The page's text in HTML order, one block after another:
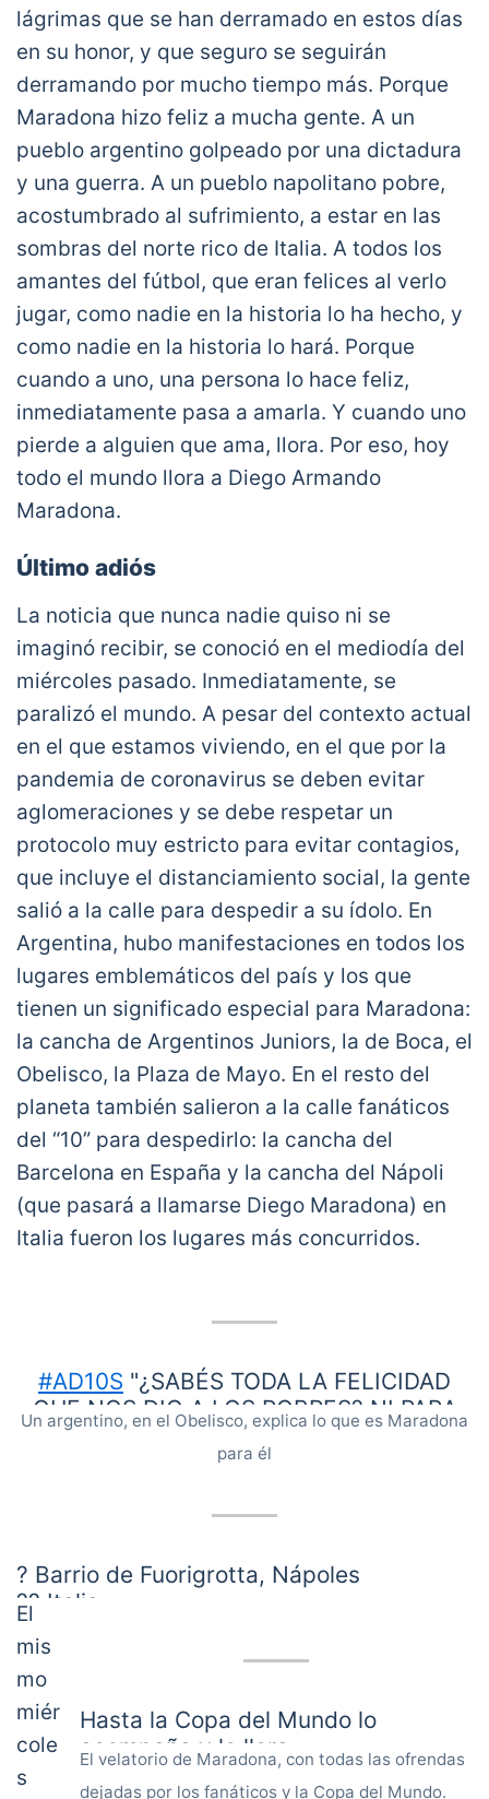
lágrimas que se han derramado en estos días
en su honor, y que seguro se seguirán
derramando por mucho tiempo más. Porque
Maradona hizo feliz a mucha gente. A un
pueblo argentino golpeado por una dictadura
y una guerra. A un pueblo napolitano pobre,
acostumbrado al sufrimiento, a estar en las
sombras del norte rico de Italia. A todos los
amantes del fútbol, que eran felices al verlo
jugar, como nadie en la historia lo ha hecho, y
como nadie en la historia lo hará. Porque
cuando a uno, una persona lo hace feliz,
inmediatamente pasa a amarla. Y cuando uno
pierde a alguien que ama, llora. Por eso, hoy
todo el mundo llora a Diego Armando
Maradona.
Último adiós
La noticia que nunca nadie quiso ni se
imaginó recibir, se conoció en el mediodía del
miércoles pasado. Inmediatamente, se
paralizó el mundo. A pesar del contexto actual
en el que estamos viviendo, en el que por la
pandemia de coronavirus se deben evitar
aglomeraciones y se debe respetar un
protocolo muy estricto para evitar contagios,
que incluye el distanciamiento social, la gente
salió a la calle para despedir a su ídolo. En
Argentina, hubo manifestaciones en todos los
lugares emblemáticos del país y los que
tienen un significado especial para Maradona:
la cancha de Argentinos Juniors, la de Boca, el
Obelisco, la Plaza de Mayo. En el resto del
planeta también salieron a la calle fanáticos
del “10” para despedirlo: la cancha del
Barcelona en España y la cancha del Nápoli
(que pasará a llamarse Diego Maradona) en
Italia fueron los lugares más concurridos.
#AD10S "¿SABÉS TODA LA FELICIDAD
QUE NOS DIO A LOS POBRES? NI PARA
COMER TENÍAMOS, Y ÉL TE HACÍA
pic.twitter.com/pFUD0yKsMB
2020
Un argentino, en el Obelisco, explica lo que es Maradona
para él
? Barrio de Fuorigrotta, Nápoles
?? Italia
?
pic.twitter.com/Y4GENhGIf8
— Diario Olé (@DiarioOle)
Hasta la Copa del Mundo lo
acompaña y lo llora
El velatorio de Maradona, con todas las ofrendas
dejadas por los fanáticos y la Copa del Mundo.
El
mis
mo
miér
cole
s